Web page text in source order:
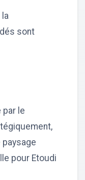
la
sont
le
pour Etoudi